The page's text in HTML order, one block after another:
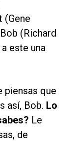
(Gene
(Richard
este una
piensas que
así, Bob. Lo
Le
de